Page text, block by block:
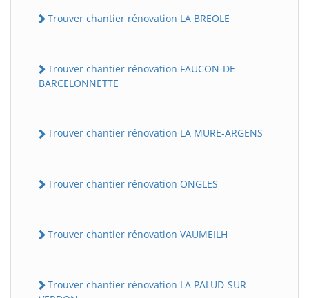
Trouver chantier rénovation LA BREOLE
Trouver chantier rénovation FAUCON-DE-
BARCELONNETTE
Trouver chantier rénovation LA MURE-ARGENS
Trouver chantier rénovation ONGLES
Trouver chantier rénovation VAUMEILH
Trouver chantier rénovation LA PALUD-SUR-